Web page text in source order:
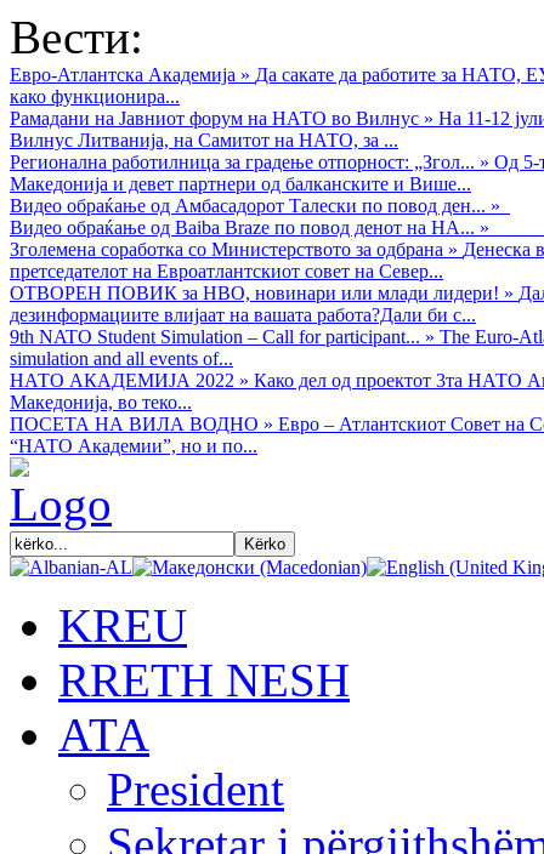
Вести:
Евро-Атлантска Академија » Да сакате да работите за НАТО,
како функционира...
Рамадани на Јавниот форум на НАТО во Вилнус » На 11-12
Вилнус Литванија, на Самитот на НАТО, за ...
Регионална работилница за градење отпорност: „Згол... » Од 5-
Македонија и девет партнери од балканските и Више...
Видео обраќањe од Амбасадорот Талески по повод ден... »
Видео обраќање од Baiba Braze по повод денот на НА... »
Зголемена соработка со Министерството за одбрана » Денеска
претседателот на Евроатлантскиот совет на Север...
ОТВОРЕН ПОВИК за НВО, новинари или млади лидери! »
дезинформациите влијаат на вашата работа?Дали би с...
9th NATO Student Simulation – Call for participant... » The Euro-
simulation and all events of...
НАТО АКАДЕМИЈА 2022 » Како дел од проектот 3та НАТО
Македонија, во теко...
ПОСЕТА НА ВИЛА ВОДНО » Евро – Атлантскиот Совет на
“НАТО Академии”, но и по...
KREU
RRETH NESH
АТА
President